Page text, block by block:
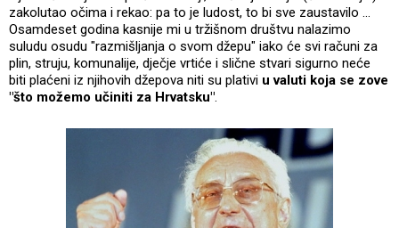
zakolutao očima i rekao: pa to je ludost, to bi sve zaustavilo ...
Osamdeset godina kasnije mi u tržišnom društvu nalazimo
suludu osudu "razmišljanja o svom džepu" iako će svi računi za
plin, struju, komunalije, dječje vrtiće i slične stvari sigurno neće
biti plaćeni iz njihovih džepova niti su plativi u valuti koja se zove
"što možemo učiniti za Hrvatsku".